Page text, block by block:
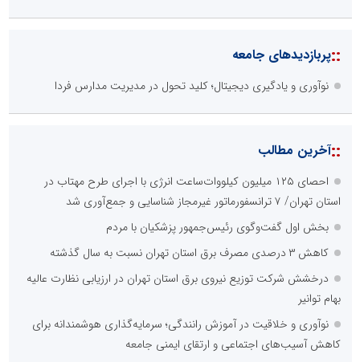
::پربازدیدهای جامعه
نوآوری و یادگیری دیجیتال؛ کلید تحول در مدیریت مدارس فردا
::آخرین مطالب
احصای ۱۲۵ میلیون کیلووات‌ساعت انرژی با اجرای طرح مهتاب در
استان تهران/ ۷ ترانسفورماتور غیرمجاز شناسایی و جمع‌آوری شد
بخش اول گفت‌وگوی رئیس‌جمهور پزشکیان با مردم
کاهش ۳ درصدی مصرف برق استان تهران نسبت به سال گذشته
درخشش شرکت توزیع نیروی برق استان تهران در ارزیابی نظارت عالیه
بهام توانیر
نوآوری و خلاقیت در آموزش رانندگی؛ سرمایه‌گذاری هوشمندانه برای
کاهش آسیب‌های اجتماعی و ارتقای ایمنی جامعه